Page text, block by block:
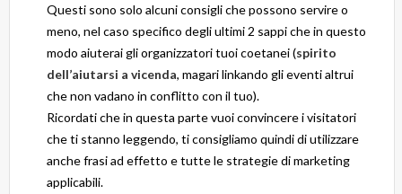
Questi sono solo alcuni consigli che possono servire o
meno, nel caso specifico degli ultimi 2 sappi che in questo
modo aiuterai gli organizzatori tuoi coetanei (spirito
dell’aiutarsi a vicenda, magari linkando gli eventi altrui
che non vadano in conflitto con il tuo).
Ricordati che in questa parte vuoi convincere i visitatori
che ti stanno leggendo, ti consigliamo quindi di utilizzare
anche frasi ad effetto e tutte le strategie di marketing
applicabili.